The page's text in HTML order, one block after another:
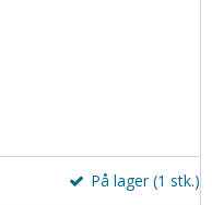
På lager (1 stk.)